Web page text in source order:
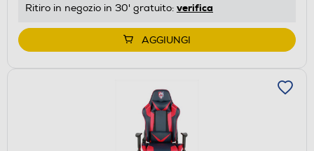
Ritiro in negozio in 30' gratuito: verifica
AGGIUNGI